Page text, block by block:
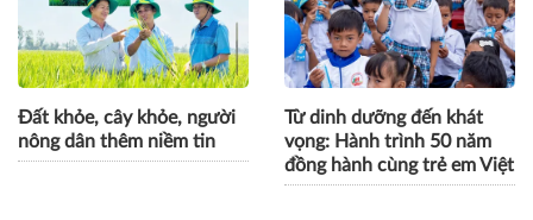
Đất khỏe, cây khỏe, người
nông dân thêm niềm tin
Từ dinh dưỡng đến khát
vọng: Hành trình 50 năm
đồng hành cùng trẻ em Việt